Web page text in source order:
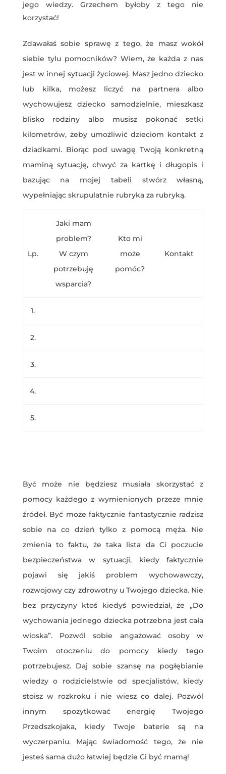
jego wiedzy. Grzechem byłoby z tego nie
korzystać!
Zdawałaś sobie sprawę z tego, że masz wokół
siebie tylu pomocników? Wiem, że każda z nas
jest w innej sytuacji życiowej. Masz jedno dziecko
lub kilka, możesz liczyć na partnera albo
wychowujesz dziecko samodzielnie, mieszkasz
blisko rodziny albo musisz pokonać setki
kilometrów, żeby umożliwić dzieciom kontakt z
dziadkami. Biorąc pod uwagę Twoją konkretną
maminą sytuację, chwyć za kartkę i długopis i
bazując na mojej tabeli stwórz własną,
wypełniając skrupulatnie rubryka za rubryką.
Lp.
Jaki mam
problem?
W czym
potrzebuję
wsparcia?
Kto mi
może
pomóc?
Kontakt
1.
2.
3.
4.
5.
Być może nie będziesz musiała skorzystać z
pomocy każdego z wymienionych przeze mnie
źródeł. Być może faktycznie fantastycznie radzisz
sobie na co dzień tylko z pomocą męża. Nie
zmienia to faktu, że taka lista da Ci poczucie
bezpieczeństwa w sytuacji, kiedy faktycznie
pojawi się jakiś problem wychowawczy,
rozwojowy czy zdrowotny u Twojego dziecka. Nie
bez przyczyny ktoś kiedyś powiedział, że „Do
wychowania jednego dziecka potrzebna jest cała
wioska”. Pozwól sobie angażować osoby w
Twoim otoczeniu do pomocy kiedy tego
potrzebujesz. Daj sobie szansę na pogłębianie
wiedzy o rodzicielstwie od specjalistów, kiedy
stoisz w rozkroku i nie wiesz co dalej. Pozwól
innym spożytkować energię Twojego
Przedszkojaka, kiedy Twoje baterie są na
wyczerpaniu. Mając świadomość tego, że nie
jesteś sama dużo łatwiej będzie Ci być mamą!